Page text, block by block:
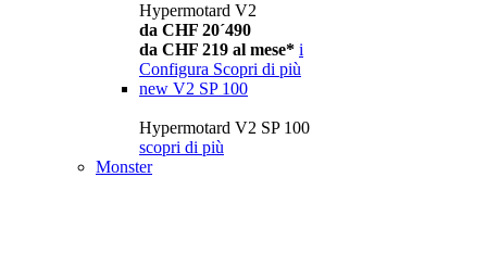
Hypermotard V2
da CHF 20´490
da CHF 219 al mese* i
Configura Scopri di più
new V2 SP 100
Hypermotard V2 SP 100
scopri di più
Monster